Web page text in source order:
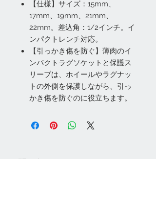
【仕様】サイズ：15mm、
17mm、19mm、21mm、
22mm。差込角：1/2インチ。イ
ンパクトレンチ対応。
【引っかき傷を防ぐ】薄肉のイ
ンパクトラグソケットと保護ス
リーブは、ホイールやラグナッ
トの外側を保護しながら、引っ
かき傷を防ぐのに役立ちます。